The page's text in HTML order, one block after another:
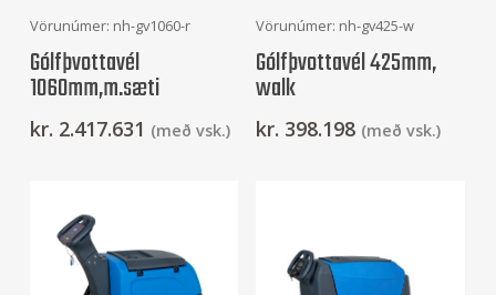
Frekari Upplýsingar
Vörunúmer: nh-gv1060-r
Gólfþvottavél
1060mm,m.sæti
kr. 2.417.631 (með vsk.)
Frekari Upplýsingar
Vörunúmer: nh-gv425-w
Gólfþvottavél 425mm,
walk
kr. 398.198 (með vsk.)